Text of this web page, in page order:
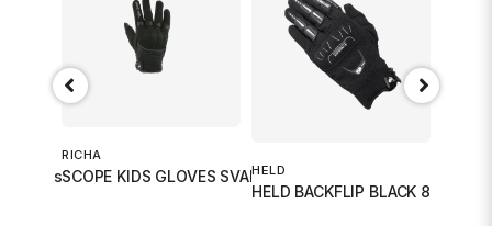
Handske Svart S
RICHA
SCOPE KIDS GLOVES SVART XS
HELD
HELD BACKFLIP BLACK 8